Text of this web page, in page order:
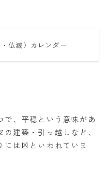
仏滅）カレンダー
で、平穏という意味があ
建築・引っ越しなど、
は凶といわれていま